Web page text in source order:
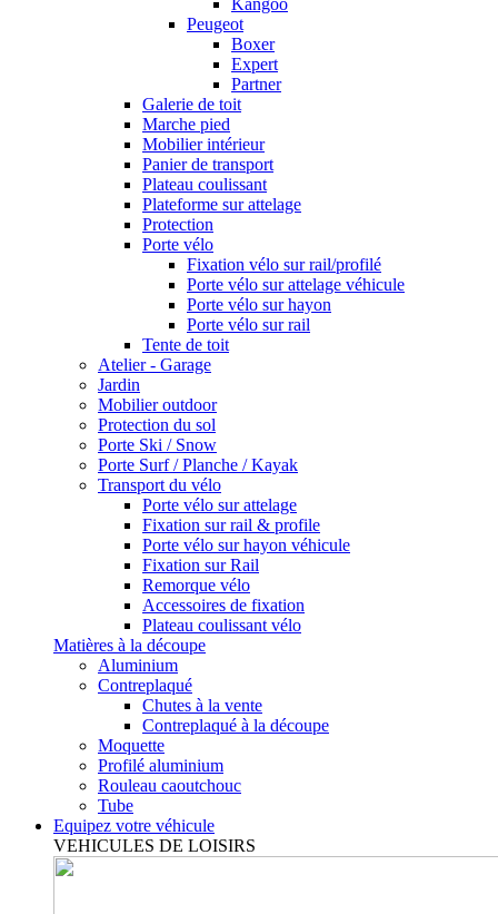
Kangoo
Peugeot
Boxer
Expert
Partner
Galerie de toit
Marche pied
Mobilier intérieur
Panier de transport
Plateau coulissant
Plateforme sur attelage
Protection
Porte vélo
Fixation vélo sur rail/profilé
Porte vélo sur attelage véhicule
Porte vélo sur hayon
Porte vélo sur rail
Tente de toit
Atelier - Garage
Jardin
Mobilier outdoor
Protection du sol
Porte Ski / Snow
Porte Surf / Planche / Kayak
Transport du vélo
Porte vélo sur attelage
Fixation sur rail & profile
Porte vélo sur hayon véhicule
Fixation sur Rail
Remorque vélo
Accessoires de fixation
Plateau coulissant vélo
Matières à la découpe
Aluminium
Contreplaqué
Chutes à la vente
Contreplaqué à la découpe
Moquette
Profilé aluminium
Rouleau caoutchouc
Tube
Equipez votre véhicule
VEHICULES DE LOISIRS